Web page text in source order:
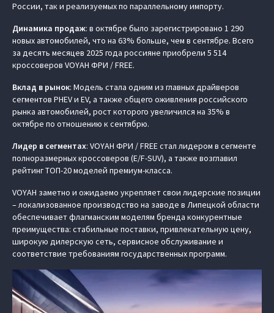
России, так и реализуемых по параллельному импорту.
Динамика продаж: в октябре было зарегистрировано 1 290
новых автомобилей, что на 63% больше, чем в сентябре. Всего
за десять месяцев 2025 года россияне приобрели 5 514
кроссоверов VOYAH ФРИ / FREE.
Вклад в рынок: Модель стала одним из главных драйверов
сегментов PHEV и EV, а также общего оживления российского
рынка автомобилей, рост которого увеличился на 35% в
октябре по отношению к сентябрю.
Лидер в сегментах: VOYAH ФРИ / FREE стал лидером в сегменте
полноразмерных кроссоверов (E/F-SUV), а также возглавил
рейтинг ТОП-20 моделей премиум-класса.
VOYAH заметно и ожидаемо укрепляет свои лидерские позиции
– локализованное производство на заводе в Липецкой области
обеспечивает флагманским моделям бренда конкурентные
преимущества: стабильные поставки, привлекательную цену,
широкую дилерскую сеть, сервисное обслуживание и
соответствие требованиям государственных программ.